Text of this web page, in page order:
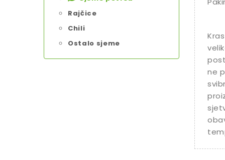
Rajčice
Chili
Ostalo sjeme
ne